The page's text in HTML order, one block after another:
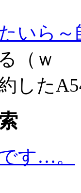
いら～
（ｗ
した
す…。